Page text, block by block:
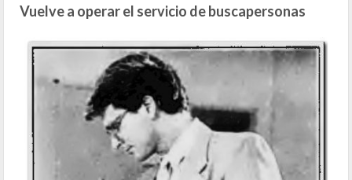
Vuelve a operar el servicio de buscapersonas